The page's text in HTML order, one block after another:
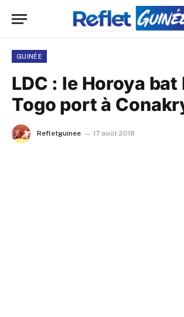
GUINÉE
LDC : le Horoya bat
Togo port à
Refletguinee 17 août 2018